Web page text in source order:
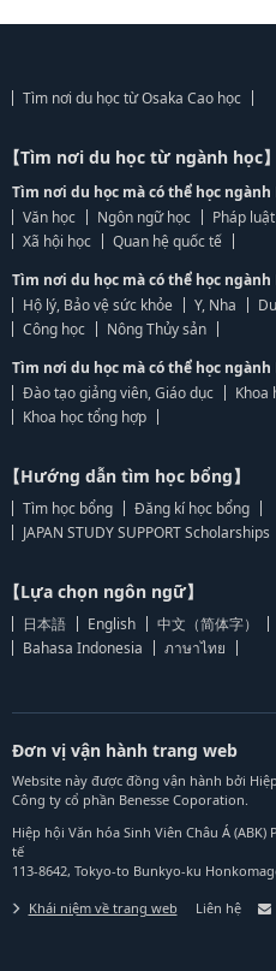
Tìm nơi du học từ Osaka Cao học
【Tìm nơi du học từ ngành học】
Tìm nơi du học mà có thể học ngành
Văn học
Ngôn ngữ học Pháp luật
Xã hội học
Quan hệ quốc tế
Tìm nơi du học mà có thể học
Hộ lý, Bảo vệ sức khỏe
Y, Nha
Công học
Nông Thủy sản
Tìm nơi du học mà có thể học
Đào tạo giảng viên, Giáo dục
Khoa
Khoa học tổng hợp
【Hướng dẫn tìm học bổng】
Tìm học bổng
Đăng kí học bổng
JAPAN STUDY SUPPORT Scholarships
【Lựa chọn ngôn ngữ】
日本語 English 中文（简体字）
Bahasa Indonesia
ภาษาไทย
Đơn vị vận hành trang web
Website này được đồng vận hành bởi
Công ty cổ phần Benesse Coporation.
Hiệp hội Văn hóa Sinh Viên Châu Á
tế
113-8642, Tokyo-to Bunkyo-ku
Khái niệm về trang web Liên hệ